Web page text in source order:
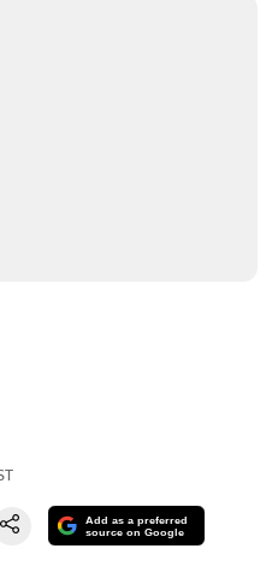
Add as a preferred
source on Google